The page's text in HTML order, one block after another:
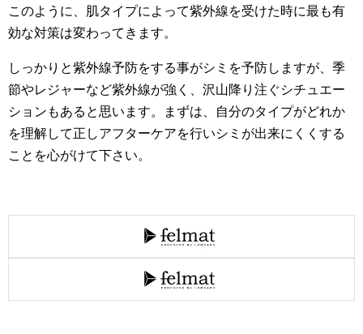
このように、肌タイプによって紫外線を受けた時に最も有
効な対策は変わってきます。
しっかりと紫外線予防をする事がシミを予防しますが、季
節やレジャーなど紫外線が強く、沢山降り注ぐシチュエー
ションもあると思います。まずは、自分のタイプがどれか
を理解して正しアフターケアを行いシミが出来にくくする
ことを心がけて下さい。